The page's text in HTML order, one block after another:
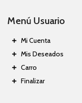
Menú Usuario
Mi Cuenta
Mis Deseados
Carro
Finalizar